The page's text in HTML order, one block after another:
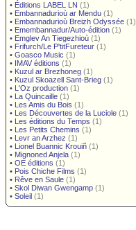
• Éditions LABEL LN (1)
• Embannadurioù ar Mendu (1)
• Embannadurioù Breizh Odyssée (1)
• Emembannadur/Auto-édition (1)
• Emglev An Tiegezhioù (1)
• Frifurch/Le P'titFureteur (1)
• Goasco Music (1)
• IMAV éditions (1)
• Kuzul ar Brezhoneg (1)
• Kuzul Skoazell Sant-Brieg (1)
• L'Oz production (1)
• La Quincaille (1)
• Les Amis du Bois (1)
• Les Découvertes de la Luciole (1)
• Les éditions du Temps (1)
• Les Petits Chemins (1)
• Levr an Arzhez (1)
• Lionel Buannic Krouiñ (1)
• Mignoned Anjela (1)
• OE éditions (1)
• Pois Chiche Films (1)
• Rêve en Saule (1)
• Skol Diwan Gwengamp (1)
• Soleil (1)